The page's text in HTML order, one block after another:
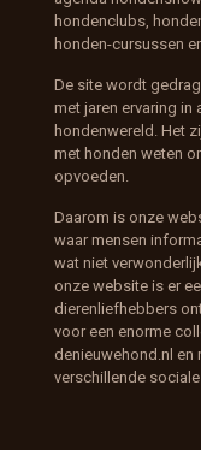
hondenclubs,
honden-cursussen
De site wordt
met jaren ervaring in
hondenwereld. Het
met honden weten
opvoeden.
Daarom is onze
waar mensen
wat niet
onze website is er
dierenliefhebbers
voor een enorme
denieuwehond.nl en
verschillende sociale